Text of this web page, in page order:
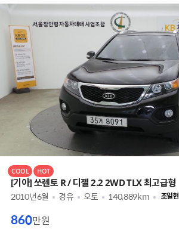
COOL HOT
[기아] 쏘렌토 R / 디젤 2.2 2WD TLX 최고급형
2010년6월 경유 오토 140,889km 조일현
860만원